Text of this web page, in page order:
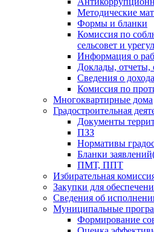
Методические
Формы и бланки
Комиссия по
сельсовет и
Информация о
Доклады, отчеты,
Сведения о
Комиссия по
Многоквартирные дома
Градостроительная
Документы
ПЗЗ
Нормативы
Бланки
ПМТ, ППТ
Избирательная
Закупки для
Сведения об
Муниципальные
Формирование